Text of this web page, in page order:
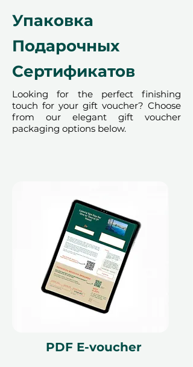
политики наших партнеров.
сделать сертификат
могут изменяться.
Упаковка
Подарочных
Сертификатов
Looking for the perfect finishing
touch for your gift voucher? Choose
from our elegant gift voucher
packaging options below.
PDF E-voucher